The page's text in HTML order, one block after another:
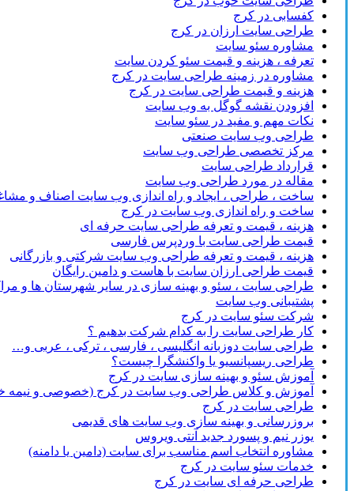
کفسابی در کرج
طراحی سایت ارزان در کرج
مشاوره سئو سایت
تعرفه ، هزینه و قیمت سئو کردن سایت
مشاوره در زمینه طراحی سایت در کرج
هزینه و قیمت طراحی سایت در کرج
افزودن نقشه گوگل به وب سایت
نکات مهم و مفید در سئو سایت
طراحی وب سایت صنعتی
مرکز تخصصی طراحی وب سایت
قرارداد طراحی سایت
مقاله در مورد طراحی وب سایت
ساخت ، طراحی ، ایجاد و راه اندازی وب سایت اصناف و
ساخت و راه اندازی وب سایت در کرج
هزینه ، قیمت و تعرفه طراحی سایت حرفه ای
قیمت طراحی سایت با وردپرس فارسی
هزینه ، قیمت و تعرفه طراحی وب سایت شرکتی و بازرگانی
قیمت طراحی ارزان سایت با هاست و دامین رایگان
طراحی سایت ، سئو و بهینه سازی در سایر شهرستان ها و
پشتیبانی وب سایت
شرکت سئو سایت در کرج
کار طراحی سایت را به کدام شرکت بدهیم ؟
طراحی سایت دوزبانه انگلیسی ، فارسی ، ترکی ، عربی و…
طراحی ریسپانسیو یا واکنشگرا چیست؟
آموزش سئو و بهینه سازی سایت در کرج
آموزش و کلاس طراحی وب سایت در کرج (خصوصی و
طراحی سایت در کرج
بروزرسانی و بهینه سازی وب سایت های قدیمی
یوزر نیم و پسورد جدید آنتی ویروس
مشاوره انتخاب اسم مناسب برای سایت (دامین یا دامنه)
خدمات سئو سایت در کرج
طراحی حرفه ای سایت در کرج